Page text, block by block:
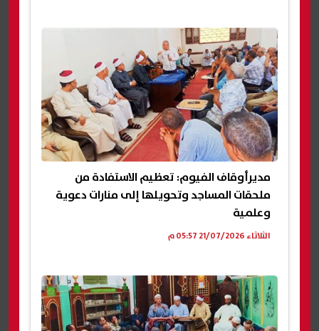
مديرأوقاف الفيوم: تعظيم الاستفادة من
ملحقات المساجد وتحويلها إلى منارات دعوية
وعلمية
الثلاثاء 21/07/2026 05:57 م